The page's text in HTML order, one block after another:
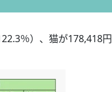
％）、猫が178,418円